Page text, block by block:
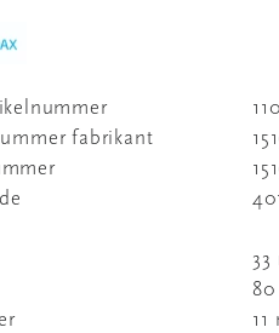
fabrikant
33
80
11